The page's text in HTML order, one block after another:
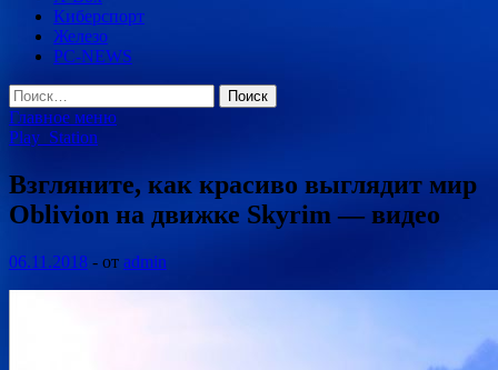
Киберспорт
Железо
PC-NEWS
Найти:
Главное меню
Play_Station
Взгляните, как красиво выглядит мир
Oblivion на движке Skyrim — видео
06.11.2018 - от admin